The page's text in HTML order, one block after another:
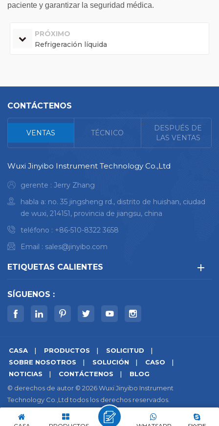
paciente y garantizar la seguridad médica.
PRÓXIMO
Refrigeración líquida
CONTÁCTENOS
VENTAS TÉCNICO
<
DESPUÉS DE
LAS VENTAS
Wuxi Jinyibo Instrument Technology Co.,Ltd
gerente : Jerry Zhang
habla a: no. 35 jingsheng rd., distrito de huishan, ciudad
de wuxi, 214151, provincia de jiangsu, china
teléfono : +86-510-8322 3658
Email : sales@jinyibo.com
ETIQUETAS CALIENTES
SÍGUENOS :
CASA PRODUCTOS
SOLICITUD
SOBRE NOSOTROS
SOLUCIÓN
CASO
NOTICIAS
CONTÁCTENOS
BLOG
© derechos de autor © 2026 Wuxi Jinyibo Instrument
Technology Co.,Ltd todos los derechos reservados.
política de privacidad
IPv6 compatible con la red
苏ICP备18046951号-1